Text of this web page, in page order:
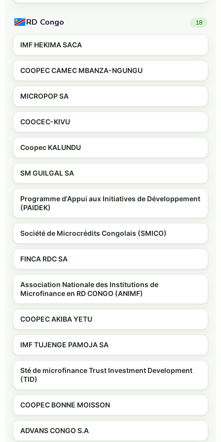
RD Congo 18
IMF HEKIMA SACA
COOPEC CAMEC MBANZA-NGUNGU
MICROPOP SA
COOCEC-KIVU
Coopec KALUNDU
SM GUILGAL SA
Programme d'Appui aux Initiatives de Développement
(PAIDEK)
Société de Microcrédits Congolais (SMICO)
FINCA RDC SA
Association Nationale des Institutions de
Microfinance en RD CONGO (ANIMF)
COOPEC AKIBA YETU
IMF TUJENGE PAMOJA SA
Sté de microfinance Trust Investment Development
(TID)
COOPEC BONNE MOISSON
ADVANS CONGO S.A